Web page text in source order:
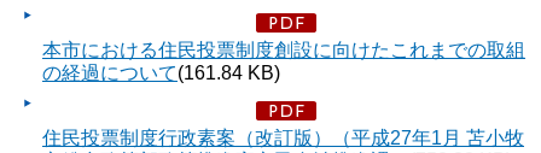
本市における住民投票制度創設に向けたこれまでの取組
の経過について(161.84 KB)
住民投票制度行政素案（改訂版）（平成27年1月 苫小牧